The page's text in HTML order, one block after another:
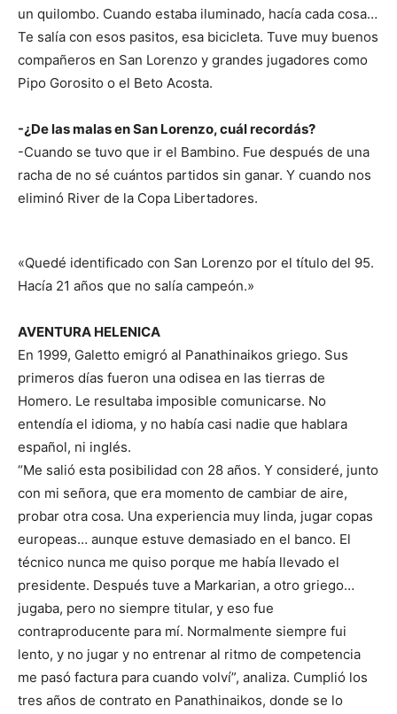
un quilombo. Cuando estaba iluminado, hacía cada cosa…
Te salía con esos pasitos, esa bicicleta. Tuve muy buenos
compañeros en San Lorenzo y grandes jugadores como
Pipo Gorosito o el Beto Acosta.
-¿De las malas en San Lorenzo, cuál recordás?
-Cuando se tuvo que ir el Bambino. Fue después de una
racha de no sé cuántos partidos sin ganar. Y cuando nos
eliminó River de la Copa Libertadores.
«Quedé identificado con San Lorenzo por el título del 95.
Hacía 21 años que no salía campeón.»
AVENTURA HELENICA
En 1999, Galetto emigró al Panathinaikos griego. Sus
primeros días fueron una odisea en las tierras de
Homero. Le resultaba imposible comunicarse. No
entendía el idioma, y no había casi nadie que hablara
español, ni inglés.
“Me salió esta posibilidad con 28 años. Y consideré, junto
con mi señora, que era momento de cambiar de aire,
probar otra cosa. Una experiencia muy linda, jugar copas
europeas… aunque estuve demasiado en el banco. El
técnico nunca me quiso porque me había llevado el
presidente. Después tuve a Markarian, a otro griego…
jugaba, pero no siempre titular, y eso fue
contraproducente para mí. Normalmente siempre fui
lento, y no jugar y no entrenar al ritmo de competencia
me pasó factura para cuando volví”, analiza. Cumplió los
tres años de contrato en Panathinaikos, donde se lo